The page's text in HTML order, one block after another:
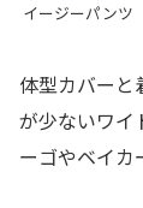
イージーパンツ
体型カバーと
が少ないワイ
ーゴやベイカ